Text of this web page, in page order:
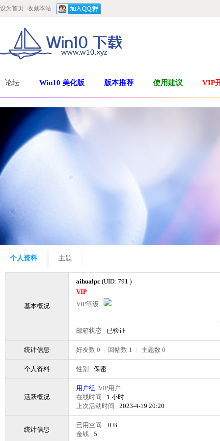
设为首页 收藏本站
论坛 Win10 美化版 版本推荐 使用建议 VIP
个人资料 主题
基本概况
aihualpc (UID: 791 )
VIP
VIP等级
邮箱状态 已验证
统计信息 好友数 0 | 回帖数 1 | 主题数 0
个人资料 性别 保密
活跃概况
用户组 VIP用户
在线时间
1 小时
上次活动时间
2023-4-19 20:20
统计信息
已用空间
0 B
金钱
5